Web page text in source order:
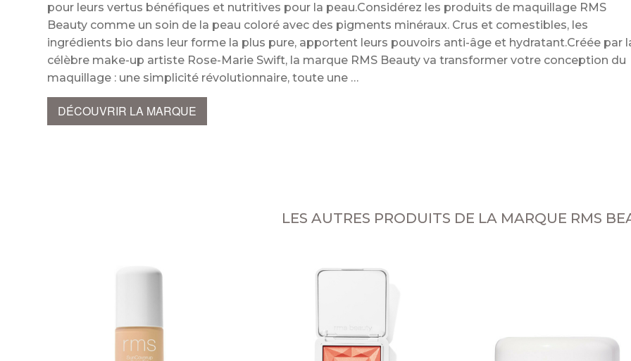
pour leurs vertus bénéfiques et nutritives pour la peau.Considérez les produits de maquillage RMS
Beauty comme un soin de la peau coloré avec des pigments minéraux. Crus et comestibles, les
ingrédients bio dans leur forme la plus pure, apportent leurs pouvoirs anti-âge et hydratant.Créée par
célèbre make-up artiste Rose-Marie Swift, la marque RMS Beauty va transformer votre conception du
maquillage : une simplicité révolutionnaire, toute une
DÉCOUVRIR LA MARQUE
LES AUTRES PRODUITS DE LA MARQUE RMS